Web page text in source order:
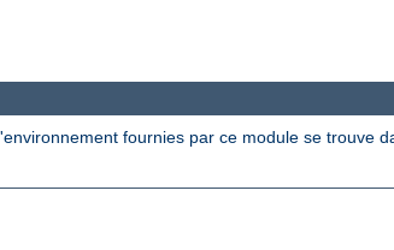
fournies par ce module se trouve